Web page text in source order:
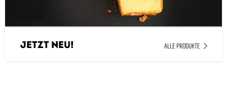
JETZT NEU! ALLE PRODUKTE